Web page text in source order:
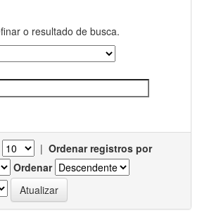
o resultado de busca.
| Ordenar registros por
Ordenar